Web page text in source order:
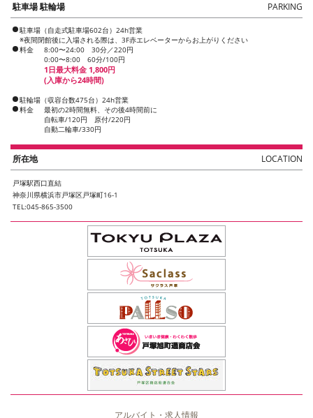
駐車場 駐輪場 PARKING
駐車場（自走式駐車場602台）24h営業
※夜間閉館後に入場される際は、3F赤エレベーターからお上がりください
料金
8:00〜24:00 30分／220円
0:00〜8:00 60分/100円
1日最大料金 1,800円
(入庫から24時間)
駐輪場（収容台数475台）24h営業
料金
最初の2時間無料、その後4時間前に
自転車/120円 原付/220円
自動二輪車/330円
所在地 LOCATION
戸塚駅西口直結
神奈川県横浜市戸塚区戸塚町16-1
TEL:045-865-3500
アルバイト・求人情報